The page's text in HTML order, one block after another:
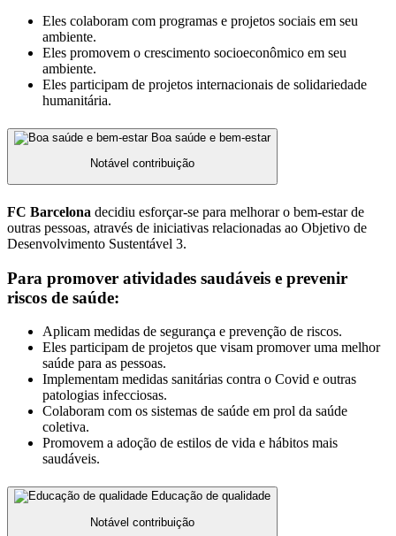
Eles colaboram com programas e projetos sociais em seu
ambiente.
Eles promovem o crescimento socioeconômico em seu
ambiente.
Eles participam de projetos internacionais de solidariedade
humanitária.
Boa saúde e bem-estar
Notável contribuição
FC Barcelona decidiu esforçar-se para melhorar o bem-estar de
outras pessoas, através de iniciativas relacionadas ao Objetivo de
Desenvolvimento Sustentável 3.
Para promover atividades saudáveis ​​e prevenir
riscos de saúde:
Aplicam medidas de segurança e prevenção de riscos.
Eles participam de projetos que visam promover uma melhor
saúde para as pessoas.
Implementam medidas sanitárias contra o Covid e outras
patologias infecciosas.
Colaboram com os sistemas de saúde em prol da saúde
coletiva.
Promovem a adoção de estilos de vida e hábitos mais
saudáveis.
Educação de qualidade
Notável contribuição